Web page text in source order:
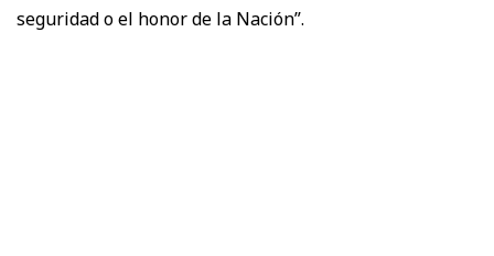
seguridad o el honor de la Nación”.